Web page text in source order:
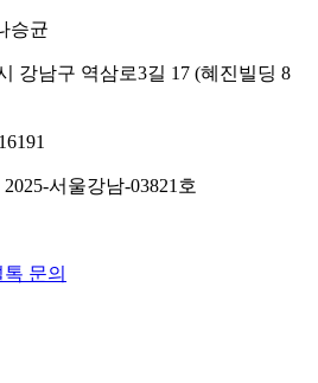
승균
강남구 역삼로3길 17 (혜진빌딩 8
서울강남-03821호
문의